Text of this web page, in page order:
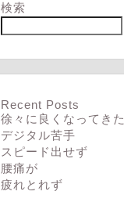
検索
Recent Posts
徐々に良くなってきた
デジタル苦手
スピード出せず
腰痛が
疲れとれず